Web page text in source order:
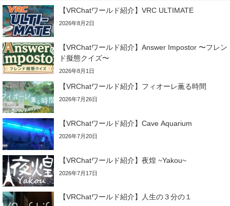
【VRChatワールド紹介】VRC ULTIMATE
2026年8月2日
【VRChatワールド紹介】Answer Impostor 〜フレン
ド擬態クイズ〜
2026年8月1日
【VRChatワールド紹介】フィオーレ薫る時間
2026年7月26日
【VRChatワールド紹介】Cave Aquarium
2026年7月20日
【VRChatワールド紹介】夜煌 ~Yakou~
2026年7月17日
【VRChatワールド紹介】人生の３分の１